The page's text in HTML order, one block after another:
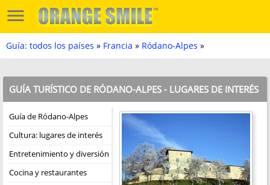
Guía: todos los países » Francia » Ródano-Alpes »
GUÍA TURÍSTICO DE RÓDANO-ALPES - LUGARES DE INTERÉS
Guía de Ródano-Alpes
Cultura: lugares de interés
Entretenimiento y diversión
Cocina y restaurantes